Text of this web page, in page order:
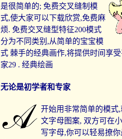
是很简单的; 免费交叉缝制模
式,使大家可以下载欣赏,免费麻
烦. 免费交叉缝型特征200模式
分为不同类别,从简单的宝宝模
式 棘手的经典画作,将提供时间享
家29 . 经典绘画
无论是初学者和专家
开始用非常简单的模式
文字母图案, 双方可在
写字母,你可以轻易撩